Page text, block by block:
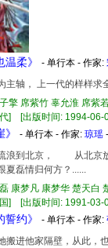
柔》 - 单行本 - 作家:
主轴， 上一代的样样求
擎 席紫竹 辜允淮 席
代] [出版时间: 1994-
- 单行本 - 作家: 琼瑶
到北京， 从北京放
夏磊情归何方？......
康梦凡 康梦华 楚天
国] [出版时间: 1991-
约》 - 单行本 - 作家:
搬进他家隔壁，从此